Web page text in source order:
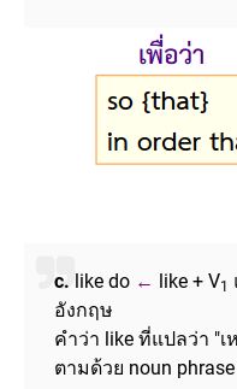
c. like do ← like + V1
อังกฤษ
คำว่า like ที่แปลว่า "เ
ตามด้วย noun